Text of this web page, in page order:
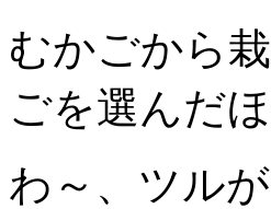
むかごから
ごを選んだ
わ～、ツル